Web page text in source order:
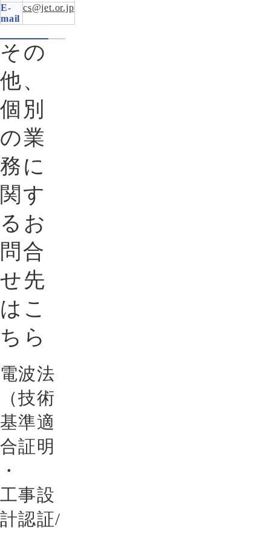
E-
mail
cs@jet.or.jp
その
他、
個別
の業
務に
関す
るお
問合
せ先
はこ
ちら
電波法
（技術
基準適
合証明
・
工事設
計認証/